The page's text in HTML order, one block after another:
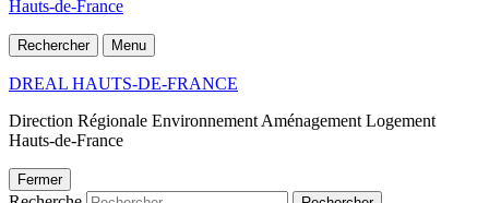
Hauts-de-France
Rechercher Menu
DREAL HAUTS-DE-FRANCE
Direction Régionale Environnement Aménagement Logement
Hauts-de-France
Fermer